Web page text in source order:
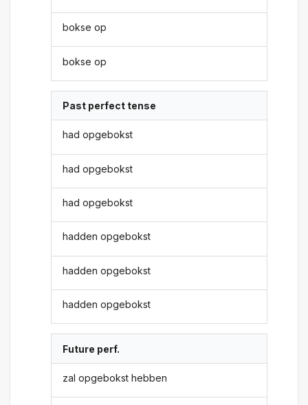
bokse op
bokse op
Past perfect tense
had opgebokst
had opgebokst
had opgebokst
hadden opgebokst
hadden opgebokst
hadden opgebokst
Future perf.
zal opgebokst hebben